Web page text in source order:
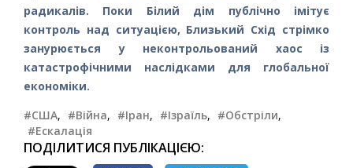
радикалів. Поки Білий дім публічно імітує
контроль над ситуацією, Близький Схід стрімко
занурюється у неконтрольований хаос із
катастрофічними наслідками для глобальної
економіки.
#США, #Війна, #Іран, #Ізраїль, #Обстріли,
#Ескалація
ПОДІЛИТИСЯ ПУБЛІКАЦІЄЮ: